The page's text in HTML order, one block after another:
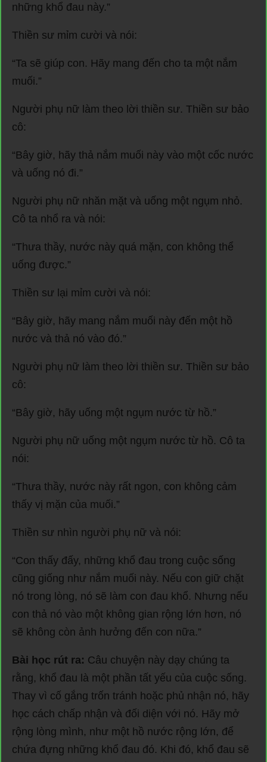
những khổ đau này.”
Thiền sư mỉm cười và nói:
“Ta sẽ giúp con. Hãy mang đến cho ta một nắm
muối.”
Người phụ nữ làm theo lời thiền sư. Thiền sư bảo
cô:
“Bây giờ, hãy thả nắm muối này vào một cốc nước
và uống nó đi.”
Người phụ nữ nhăn mặt và uống một ngụm nhỏ.
Cô ta nhổ ra và nói:
“Thưa thầy, nước này quá mặn, con không thể
uống được.”
Thiền sư lại mỉm cười và nói:
“Bây giờ, hãy mang nắm muối này đến một hồ
nước và thả nó vào đó.”
Người phụ nữ làm theo lời thiền sư. Thiền sư bảo
cô:
“Bây giờ, hãy uống một ngụm nước từ hồ.”
Người phụ nữ uống một ngụm nước từ hồ. Cô ta
nói:
“Thưa thầy, nước này rất ngon, con không cảm
thấy vị mặn của muối.”
Thiền sư nhìn người phụ nữ và nói:
“Con thấy đấy, những khổ đau trong cuộc sống
cũng giống như nắm muối này. Nếu con giữ chặt
nó trong lòng, nó sẽ làm con đau khổ. Nhưng nếu
con thả nó vào một không gian rộng lớn hơn, nó
sẽ không còn ảnh hưởng đến con nữa.”
Bài học rút ra: Câu chuyện này dạy chúng ta
rằng, khổ đau là một phần tất yếu của cuộc sống.
Thay vì cố gắng trốn tránh hoặc phủ nhận nó, hãy
học cách chấp nhận và đối diện với nó. Hãy mở
rộng lòng mình, như một hồ nước rộng lớn, để
chứa đựng những khổ đau đó. Khi đó, khổ đau sẽ